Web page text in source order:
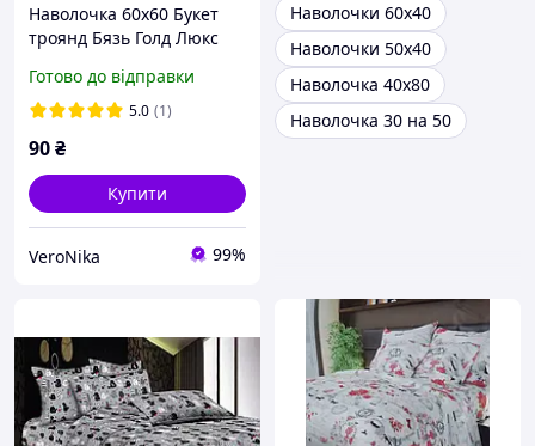
Наволочка 60х60 Букет
троянд Бязь Голд Люкс
Готово до відправки
5.0 (1)
90₴
Купити
VeroNika 99%
Наволочки 60х40
Наволочки 50х40
Наволочка 40х80
Наволочка 30 на 50